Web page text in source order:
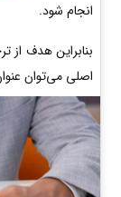
انجام شود.
بنابراین هدف از
اصلی می‌توان